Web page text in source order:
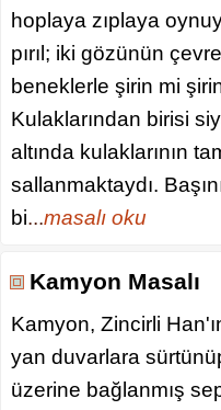
hoplaya zıplaya
pırıl; iki gözünün
beneklerle şirin mi
Kulaklarından birisi
altında kulaklarının
sallanmaktaydı.
bi...masalı oku
Kamyon Masalı
Kamyon, Zincirli
yan duvarlara
üzerine bağlanmış